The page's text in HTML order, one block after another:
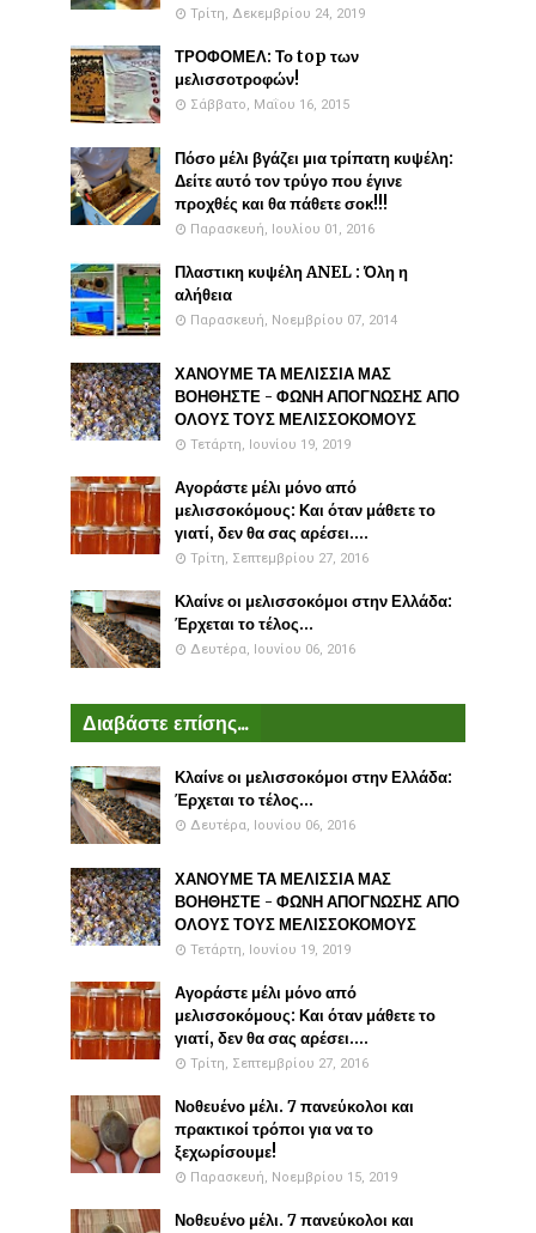
Τρίτη, Δεκεμβρίου 24, 2019
ΤΡΟΦΟΜΕΛ: Το top των
μελισσοτροφών!
Σάββατο, Μαΐου 16, 2015
Πόσο μέλι βγάζει μια τρίπατη κυψέλη:
Δείτε αυτό τον τρύγο που έγινε
προχθές και θα πάθετε σοκ!!!
Παρασκευή, Ιουλίου 01, 2016
Πλαστικη κυψέλη ANEL : Όλη η
αλήθεια
Παρασκευή, Νοεμβρίου 07, 2014
ΧΑΝΟΥΜΕ ΤΑ ΜΕΛΙΣΣΙΑ ΜΑΣ
ΒΟΗΘΗΣΤΕ - ΦΩΝΗ ΑΠΟΓΝΩΣΗΣ ΑΠΟ
ΟΛΟΥΣ ΤΟΥΣ ΜΕΛΙΣΣΟΚΟΜΟΥΣ
Τετάρτη, Ιουνίου 19, 2019
Αγοράστε μέλι μόνο από
μελισσοκόμους: Και όταν μάθετε το
γιατί, δεν θα σας αρέσει....
Τρίτη, Σεπτεμβρίου 27, 2016
Κλαίνε οι μελισσοκόμοι στην Ελλάδα:
Έρχεται το τέλος...
Δευτέρα, Ιουνίου 06, 2016
Διαβάστε επίσης...
Κλαίνε οι μελισσοκόμοι στην Ελλάδα:
Έρχεται το τέλος...
Δευτέρα, Ιουνίου 06, 2016
ΧΑΝΟΥΜΕ ΤΑ ΜΕΛΙΣΣΙΑ ΜΑΣ
ΒΟΗΘΗΣΤΕ - ΦΩΝΗ ΑΠΟΓΝΩΣΗΣ ΑΠΟ
ΟΛΟΥΣ ΤΟΥΣ ΜΕΛΙΣΣΟΚΟΜΟΥΣ
Τετάρτη, Ιουνίου 19, 2019
Αγοράστε μέλι μόνο από
μελισσοκόμους: Και όταν μάθετε το
γιατί, δεν θα σας αρέσει....
Τρίτη, Σεπτεμβρίου 27, 2016
Νοθευένο μέλι. 7 πανεύκολοι και
πρακτικοί τρόποι για να το
ξεχωρίσουμε!
Παρασκευή, Νοεμβρίου 15, 2019
Νοθευένο μέλι. 7 πανεύκολοι και